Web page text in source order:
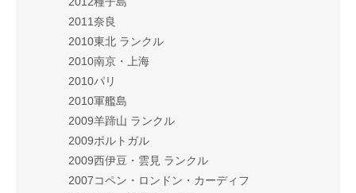
2011奈良
2010東北 ランクル
2010南京・上海
2010パリ
2010軍艦島
2009羊蹄山 ランクル
2009ポルトガル
2009西伊豆・雲見 ランクル
2007コペン・ロンドン・カーディフ